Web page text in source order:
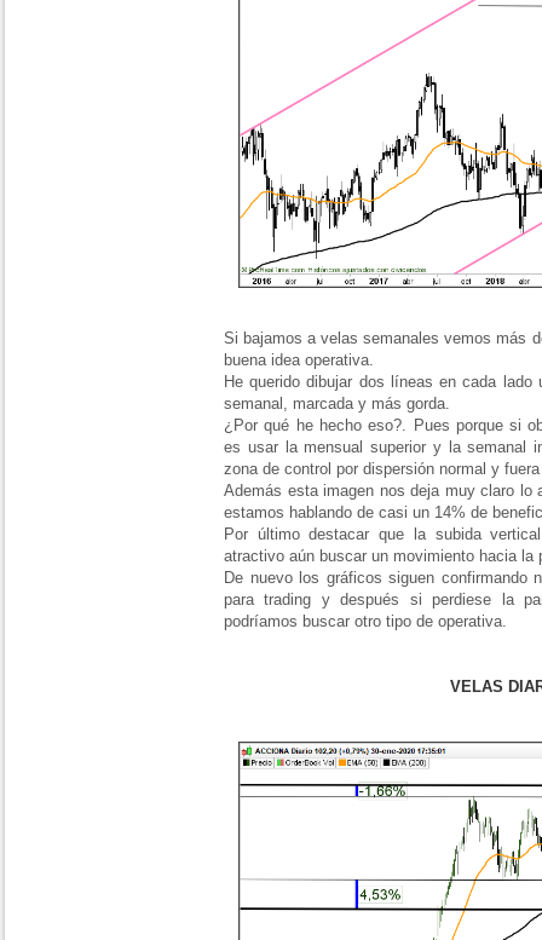
Si bajamos a velas semanales vemos más
buena idea operativa.
He querido dibujar dos líneas en cada
semanal, marcada y más gorda.
¿Por qué he hecho eso?. Pues porque si
es usar la mensual superior y la semanal
zona de control por dispersión normal y
Además esta imagen nos deja muy claro lo
estamos hablando de casi un 14% de
Por último destacar que la subida
atractivo aún buscar un movimiento hacia la
De nuevo los gráficos siguen confirmando
para trading y después si perdiese la
podríamos buscar otro tipo de operativa.
VELAS